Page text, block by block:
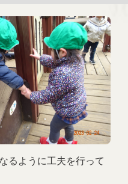
るように工夫を行って